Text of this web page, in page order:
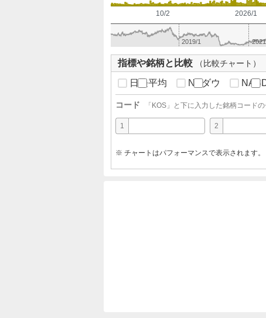
2026/1
10/2
2019/1
指標や銘柄と比較 （比較チャート）
日経平均 NYダウ
コード 「KOS 」と下に入力した銘柄コード
1 2
※ チャートはパフォーマンスで表示されます。